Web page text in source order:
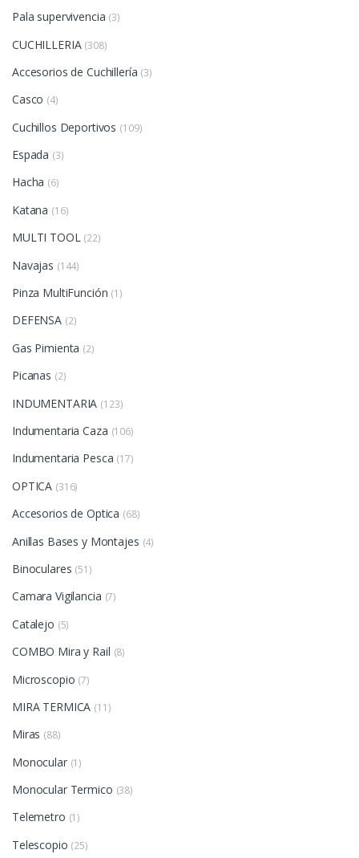
Pala supervivencia (3)
CUCHILLERIA (308)
Accesorios de Cuchillería (3)
Casco (4)
Cuchillos Deportivos (109)
Espada (3)
Hacha (6)
Katana (16)
MULTI TOOL (22)
Navajas (144)
Pinza MultiFunción (1)
DEFENSA (2)
Gas Pimienta (2)
Picanas (2)
INDUMENTARIA (123)
Indumentaria Caza (106)
Indumentaria Pesca (17)
OPTICA (316)
Accesorios de Optica (68)
Anillas Bases y Montajes (4)
Binoculares (51)
Camara Vigilancia (7)
Catalejo (5)
COMBO Mira y Rail (8)
Microscopio (7)
MIRA TERMICA (11)
Miras (88)
Monocular (1)
Monocular Termico (38)
Telemetro (1)
Telescopio (25)